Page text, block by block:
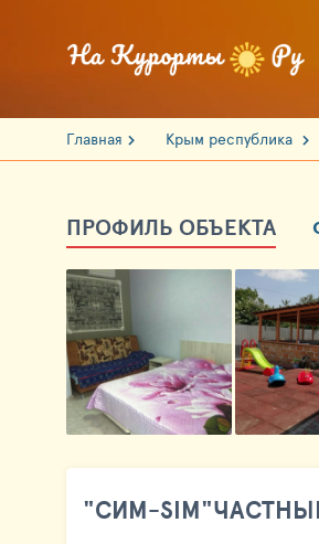
Главная Крым республика
ПРОФИЛЬ ОБЪЕКТА
"СИМ-